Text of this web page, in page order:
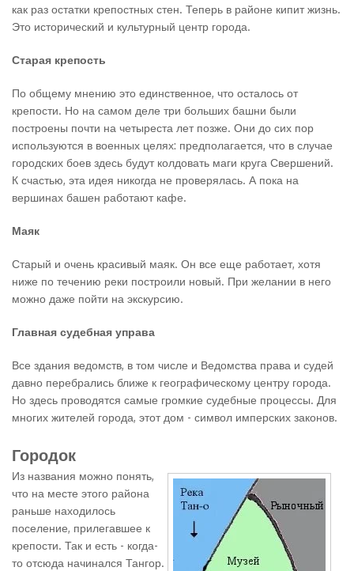
как раз остатки крепостных стен. Теперь в районе кипит жизнь.
Это исторический и культурный центр города.
Старая крепость
По общему мнению это единственное, что осталось от
крепости. Но на самом деле три больших башни были
построены почти на четыреста лет позже. Они до сих пор
используются в военных целях: предполагается, что в случае
городских боев здесь будут колдовать маги круга Свершений.
К счастью, эта идея никогда не проверялась. А пока на
вершинах башен работают кафе.
Маяк
Старый и очень красивый маяк. Он все еще работает, хотя
ниже по течению реки построили новый. При желании в него
можно даже пойти на экскурсию.
Главная судебная управа
Все здания ведомств, в том числе и Ведомства права и судей
давно перебрались ближе к географическому центру города.
Но здесь проводятся самые громкие судебные процессы. Для
многих жителей города, этот дом - символ имперских законов.
Городок
Из названия можно понять,
что на месте этого района
раньше находилось
поселение, прилегавшее к
крепости. Так и есть - когда-
то отсюда начинался Тангор.